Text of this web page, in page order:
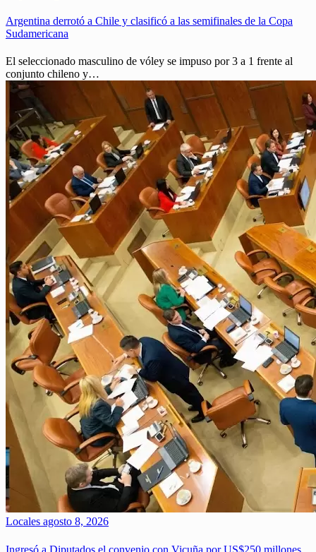
Argentina derrotó a Chile y clasificó a las semifinales de la Copa
Sudamericana
El seleccionado masculino de vóley se impuso por 3 a 1 frente al
conjunto chileno y…
Locales agosto 8, 2026
Ingresó a Diputados el convenio con Vicuña por US$250 millones